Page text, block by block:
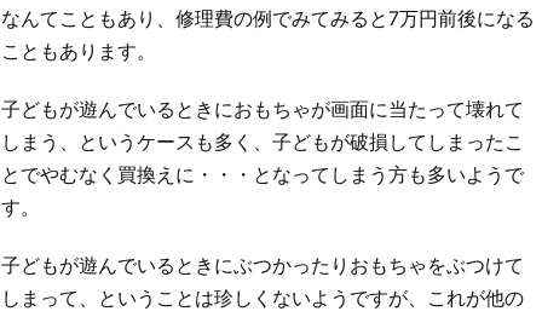
なんてこともあり、修理費の例でみてみると7万円前後になる
こともあります。
子どもが遊んでいるときにおもちゃが画面に当たって壊れて
しまう、というケースも多く、子どもが破損してしまったこ
とでやむなく買換えに・・・となってしまう方も多いようで
す。
子どもが遊んでいるときにぶつかったりおもちゃをぶつけて
しまって、ということは珍しくないようですが、これが他の